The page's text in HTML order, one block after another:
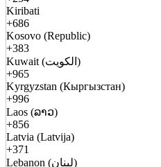
Kiribati
+686
Kosovo (Republic)
+383
Kuwait (الكويت)
+965
Kyrgyzstan (Кыргызстан)
+996
Laos (ລາວ)
+856
Latvia (Latvija)
+371
Lebanon (لبنان)